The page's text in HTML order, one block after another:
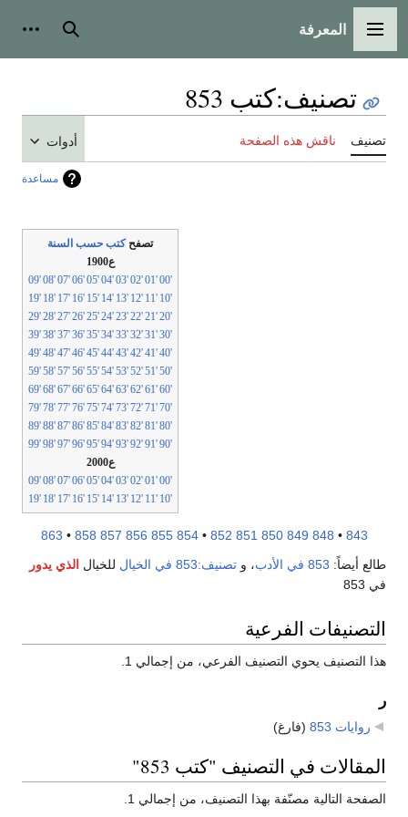
القائمة الرئيسية
المعرفة بحث
تصنيف:كتب 853
تصنيف ناقش هذه الصفحة أدوات
مساعدة
تصفحكتب حسب السنة
ع1900
'00
'01
'02
'03
'04
'05
'06
'07
'08
'09
'10
'11
'12
'13
'14
'15
'16
'17
'18
'19
'20
'21
'22
'23
'24
'25
'26
'27
'28
'29
'30
'31
'32
'33
'34
'35
'36
'37
'38
'39
'40
'41
'42
'43
'44
'45
'46
'47
'48
'49
'50
'51
'52
'53
'54
'55
'56
'57
'58
'59
'60
'61
'62
'63
'64
'65
'66
'67
'68
'69
'70
'71
'72
'73
'74
'75
'76
'77
'78
'79
'80
'81
'82
'83
'84
'85
'86
'87
'88
'89
'90
'91
'92
'93
'94
'95
'96
'97
'98
'99
ع2000
'00
'01
'02
'03
'04
'05
'06
'07
'08
'09
'10
'11
'12
'13
'14
'15
'16
'17
'18
'19
843
•
848
849
850
851
852
•
854
855
856
857
858
•
863
طالع أيضاً: 853 في الأدب ، و تصنيف:853 في الخيال للخيال الذي يدور
في 853
التصنيفات الفرعية
هذا التصنيف يحوي التصنيف الفرعي، من إجمالي 1.
ر
روايات 853 (فارغ)
المقالات في التصنيف "كتب 853"
الصفحة التالية مصنّفة بهذا التصنيف، من إجمالي 1.